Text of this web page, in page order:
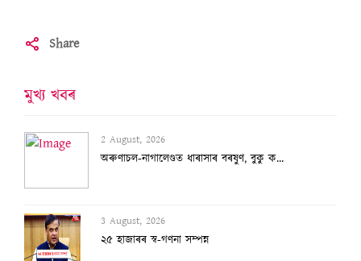
Share
মুখ্য খবৰ
2 August, 2026
অৰুণাচল-নাগালেণ্ডত ধাৰাসাৰ বৰষুণ, বুকু ক...
3 August, 2026
২৫ হাজাৰৰ স্ব-গণনা সম্পন্ন